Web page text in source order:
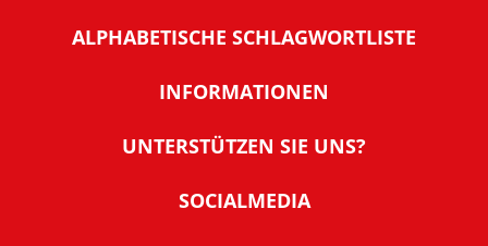
ALPHABETISCHE SCHLAGWORTLISTE
INFORMATIONEN
Warum NachDenkSeiten
Tipps zur Nutzung der NachDenkSeiten
UNTERSTÜTZEN SIE UNS?
SOCIALMEDIA